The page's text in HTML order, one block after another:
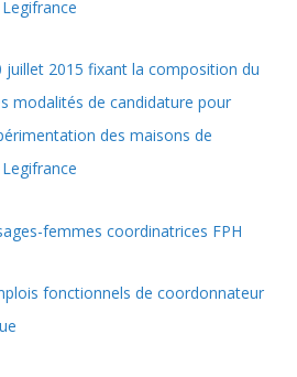
juillet 2015 fixant la composition du
modalités de candidature pour
des maisons de
femmes coordinatrices FPH
fonctionnels de coordonnateur